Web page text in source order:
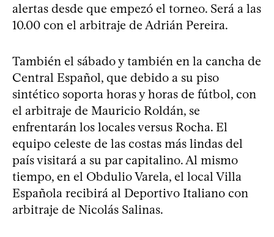
alertas desde que empezó el torneo. Será a las
10.00 con el arbitraje de Adrián Pereira.
También el sábado y también en la cancha de
Central Español, que debido a su piso
sintético soporta horas y horas de fútbol, con
el arbitraje de Mauricio Roldán, se
enfrentarán los locales versus Rocha. El
equipo celeste de las costas más lindas del
país visitará a su par capitalino. Al mismo
tiempo, en el Obdulio Varela, el local Villa
Española recibirá al Deportivo Italiano con
arbitraje de Nicolás Salinas.